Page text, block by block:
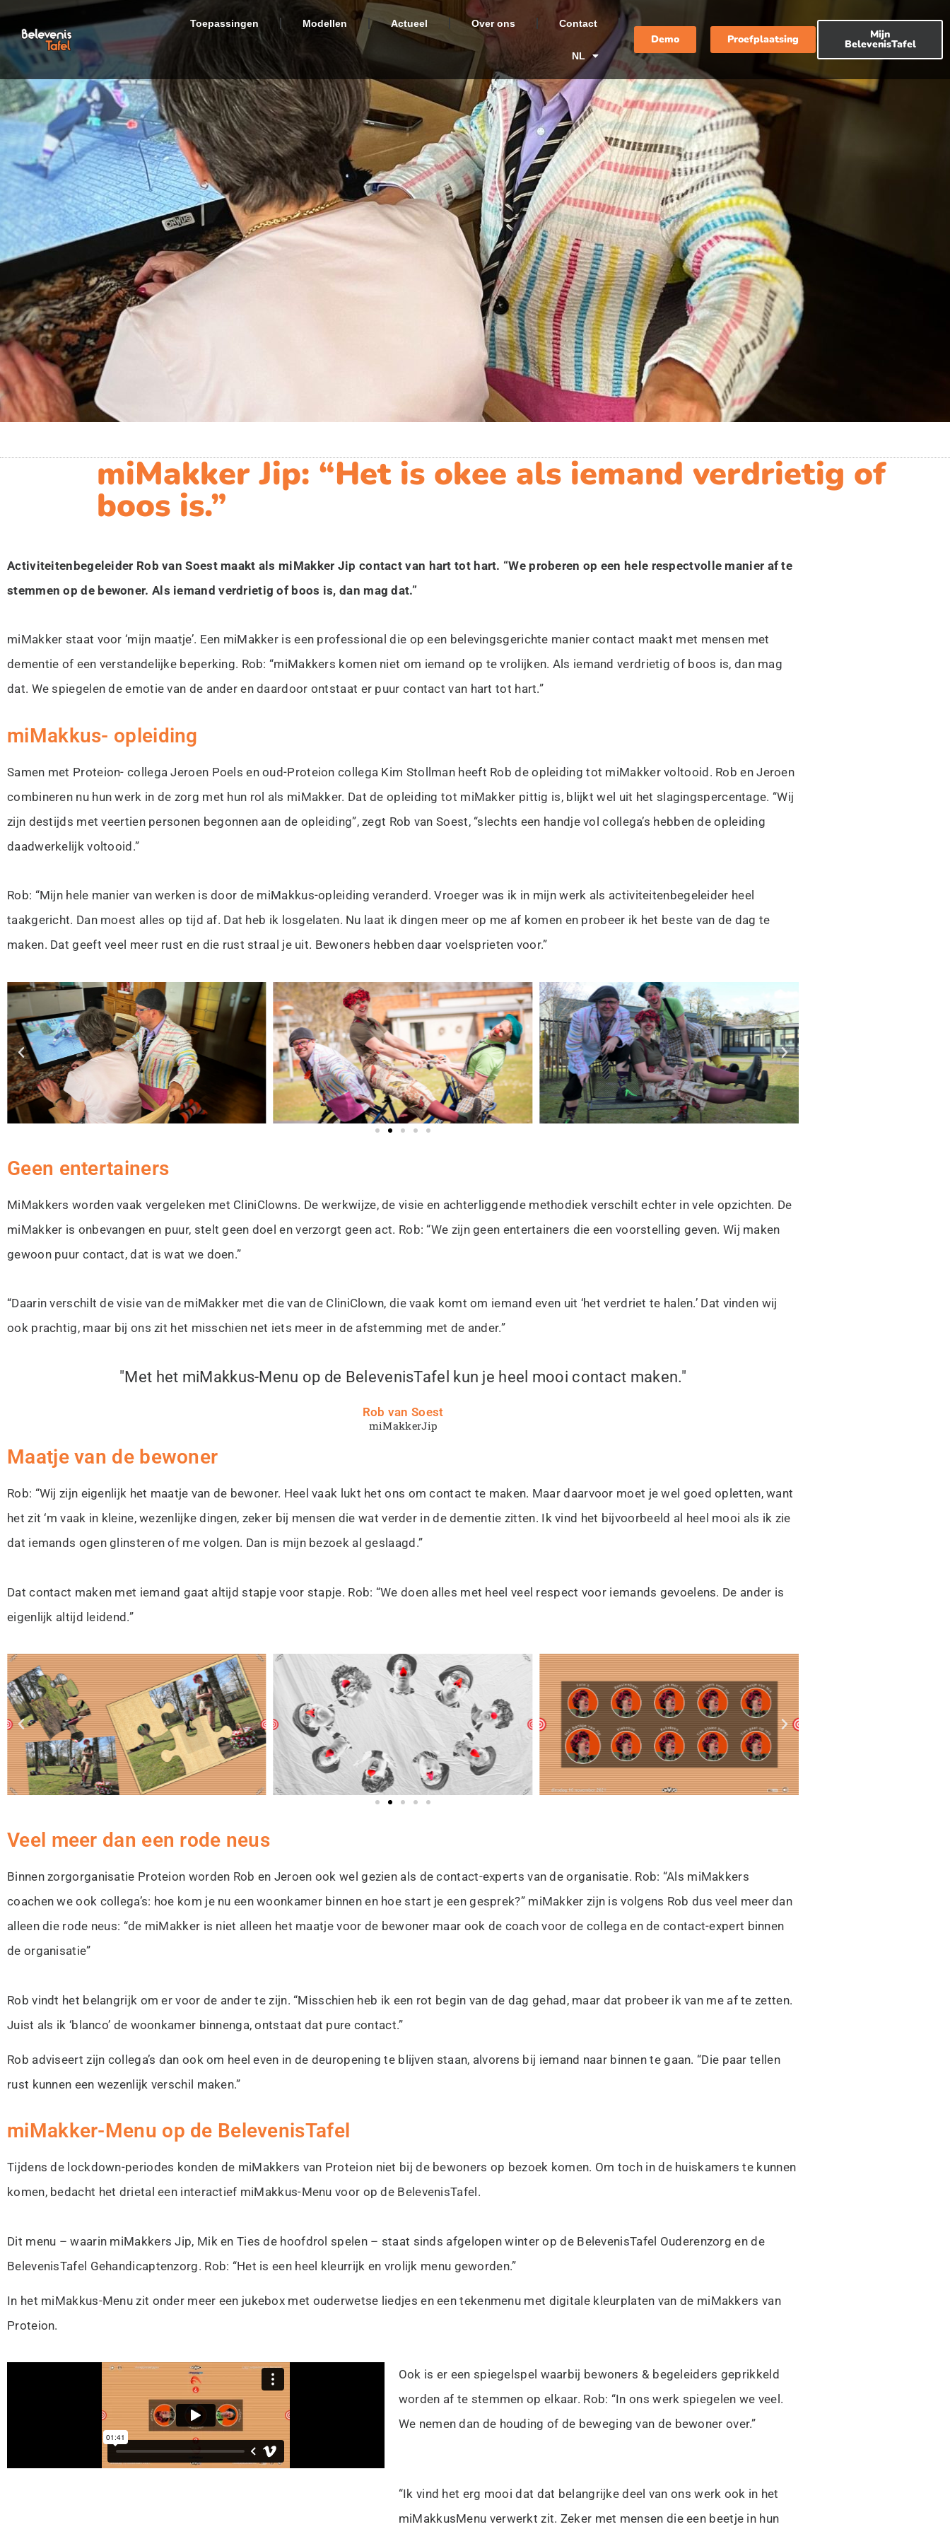
Toepassingen Modellen Actueel Over ons Contact
NL
Demo Proefplaatsing Mijn
BelevenisTafel
miMakker Jip: “Het is okee als iemand verdrietig of
boos is.”
Activiteitenbegeleider Rob van Soest maakt als miMakker Jip contact van hart tot hart. “We proberen op een hele respectvolle manier af te
stemmen op de bewoner. Als iemand verdrietig of boos is, dan mag dat.”
miMakker staat voor ‘mijn maatje’. Een miMakker is een professional die op een belevingsgerichte manier contact maakt met mensen met
dementie of een verstandelijke beperking. Rob: “miMakkers komen niet om iemand op te vrolijken. Als iemand verdrietig of boos is, dan mag
dat. We spiegelen de emotie van de ander en daardoor ontstaat er puur contact van hart tot hart.”
miMakkus- opleiding
Samen met Proteion- collega Jeroen Poels en oud-Proteion collega Kim Stollman heeft Rob de opleiding tot miMakker voltooid. Rob en Jeroen
combineren nu hun werk in de zorg met hun rol als miMakker. Dat de opleiding tot miMakker pittig is, blijkt wel uit het slagingspercentage. “Wij
zijn destijds met veertien personen begonnen aan de opleiding”, zegt Rob van Soest, “slechts een handje vol collega’s hebben de opleiding
daadwerkelijk voltooid.”
Rob: “Mijn hele manier van werken is door de miMakkus-opleiding veranderd. Vroeger was ik in mijn werk als activiteitenbegeleider heel
taakgericht. Dan moest alles op tijd af. Dat heb ik losgelaten. Nu laat ik dingen meer op me af komen en probeer ik het beste van de dag te
maken. Dat geeft veel meer rust en die rust straal je uit. Bewoners hebben daar voelsprieten voor.”
Geen entertainers
MiMakkers worden vaak vergeleken met CliniClowns. De werkwijze, de visie en achterliggende methodiek verschilt echter in vele opzichten. De
miMakker is onbevangen en puur, stelt geen doel en verzorgt geen act. Rob: “We zijn geen entertainers die een voorstelling geven. Wij maken
gewoon puur contact, dat is wat we doen.”
“Daarin verschilt de visie van de miMakker met die van de CliniClown, die vaak komt om iemand even uit ‘het verdriet te halen.’ Dat vinden wij
ook prachtig, maar bij ons zit het misschien net iets meer in de afstemming met de ander.”
"Met het miMakkus-Menu op de BelevenisTafel kun je heel mooi contact maken."
Rob van Soest
miMakkerJip
Maatje van de bewoner
Rob: “Wij zijn eigenlijk het maatje van de bewoner. Heel vaak lukt het ons om contact te maken. Maar daarvoor moet je wel goed opletten, want
het zit ‘m vaak in kleine, wezenlijke dingen, zeker bij mensen die wat verder in de dementie zitten. Ik vind het bijvoorbeeld al heel mooi als ik zie
dat iemands ogen glinsteren of me volgen. Dan is mijn bezoek al geslaagd.”
Dat contact maken met iemand gaat altijd stapje voor stapje. Rob: “We doen alles met heel veel respect voor iemands gevoelens. De ander is
eigenlijk altijd leidend.”
Veel meer dan een rode neus
Binnen zorgorganisatie Proteion worden Rob en Jeroen ook wel gezien als de contact-experts van de organisatie. Rob: “Als miMakkers
coachen we ook collega’s: hoe kom je nu een woonkamer binnen en hoe start je een gesprek?” miMakker zijn is volgens Rob dus veel meer dan
alleen die rode neus: “de miMakker is niet alleen het maatje voor de bewoner maar ook de coach voor de collega en de contact-expert binnen
de organisatie”
Rob vindt het belangrijk om er voor de ander te zijn. “Misschien heb ik een rot begin van de dag gehad, maar dat probeer ik van me af te zetten.
Juist als ik ‘blanco’ de woonkamer binnenga, ontstaat dat pure contact.”
Rob adviseert zijn collega’s dan ook om heel even in de deuropening te blijven staan, alvorens bij iemand naar binnen te gaan. “Die paar tellen
rust kunnen een wezenlijk verschil maken.”
miMakker-Menu op de BelevenisTafel
Tijdens de lockdown-periodes konden de miMakkers van Proteion niet bij de bewoners op bezoek komen. Om toch in de huiskamers te kunnen
komen, bedacht het drietal een interactief miMakkus-Menu voor op de BelevenisTafel.
Dit menu – waarin miMakkers Jip, Mik en Ties de hoofdrol spelen – staat sinds afgelopen winter op de BelevenisTafel Ouderenzorg en de
BelevenisTafel Gehandicaptenzorg. Rob: “Het is een heel kleurrijk en vrolijk menu geworden.”
In het miMakkus-Menu zit onder meer een jukebox met ouderwetse liedjes en een tekenmenu met digitale kleurplaten van de miMakkers van
Proteion.
Ook is er een spiegelspel waarbij bewoners & begeleiders geprikkeld
worden af te stemmen op elkaar. Rob: “In ons werk spiegelen we veel.
We nemen dan de houding of de beweging van de bewoner over.”
“Ik vind het erg mooi dat dat belangrijke deel van ons werk ook in het
miMakkusMenu verwerkt zit. Zeker met mensen die een beetje in hun